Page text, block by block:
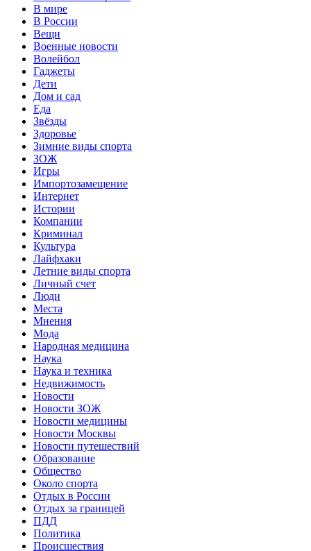
В мире
В России
Вещи
Военные новости
Волейбол
Гаджеты
Дети
Дом и сад
Еда
Звёзды
Здоровье
Зимние виды спорта
ЗОЖ
Игры
Импортозамещение
Интернет
Истории
Компании
Криминал
Культура
Лайфхаки
Летние виды спорта
Личный счет
Люди
Места
Мнения
Мода
Народная медицина
Наука
Наука и техника
Недвижимость
Новости
Новости ЗОЖ
Новости медицины
Новости Москвы
Новости путешествий
Образование
Общество
Около спорта
Отдых в России
Отдых за границей
ПДД
Политика
Происшествия